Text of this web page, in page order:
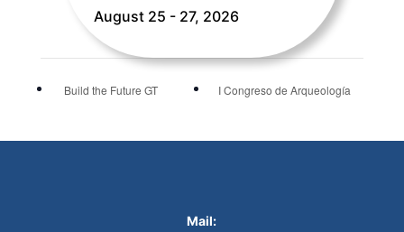
August 25 - 27, 2026
Build the Future GT I Congreso de Arqueología
Mail: